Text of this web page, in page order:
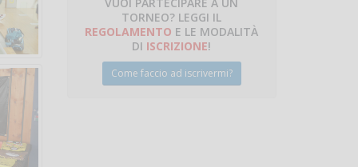
TORNEO? LEGGI IL
REGOLAMENTO E LE MODALITÀ
DI ISCRIZIONE!
Come faccio ad iscrivermi?